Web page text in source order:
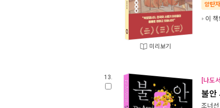
미리보기
양탄
이
13. [나도
불안
조너